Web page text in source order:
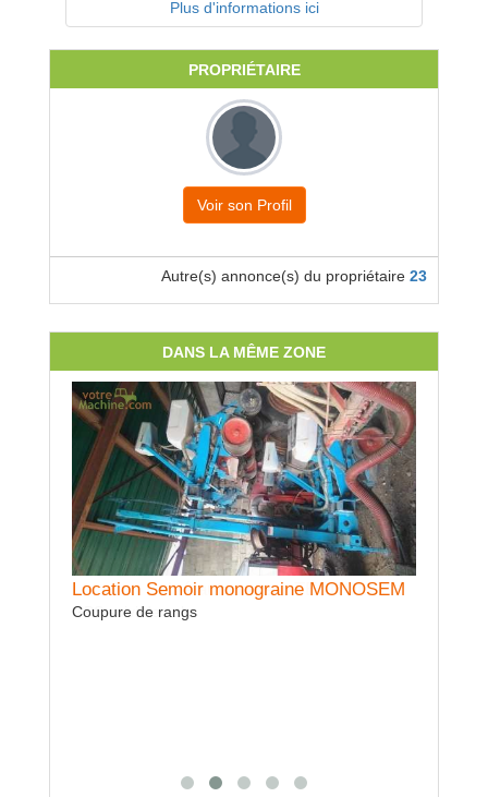
Plus d'informations ici
PROPRIÉTAIRE
Voir son Profil
Autre(s) annonce(s) du propriétaire 23
DANS LA MÊME ZONE
Location Semoir monograine MONOSEM
Coupure de rangs